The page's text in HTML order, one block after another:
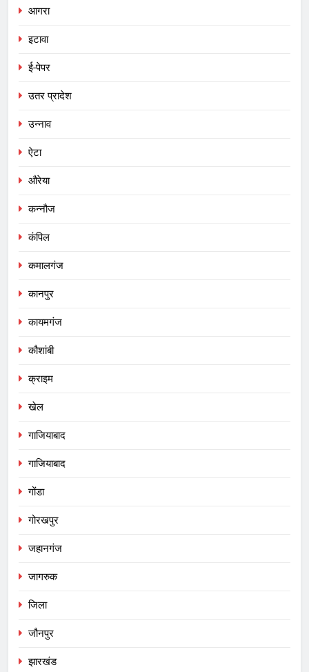
आगरा
इटावा
ई-पेपर
उतर प्रादेश
उन्नाव
ऐटा
औरेया
कन्नौज
कंपिल
कमालगंज
कानपुर
कायमगंज
कौशांबी
क्राइम
खेल
गाजियाबाद
गाजियाबाद
गोंडा
गोरखपुर
जहानगंज
जागरुक
जिला
जौनपुर
झारखंड